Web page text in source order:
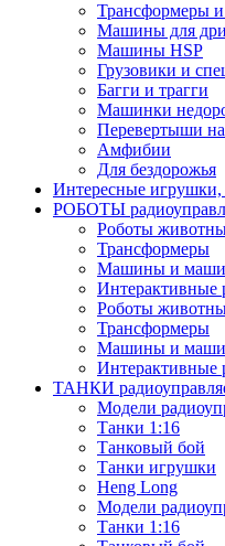
Трансформеры
Машины для
Машины HSP
Грузовики и
Багги и трагги
Машинки
Перевертыши на
Амфибии
Для бездорожья
Интересные
РОБОТЫ
Роботы
Трансформеры
Машины и
Интерактивные
Роботы
Трансформеры
Машины и
Интерактивные
ТАНКИ
Модели
Танки 1:16
Танковый бой
Танки игрушки
Heng Long
Модели
Танки 1:16